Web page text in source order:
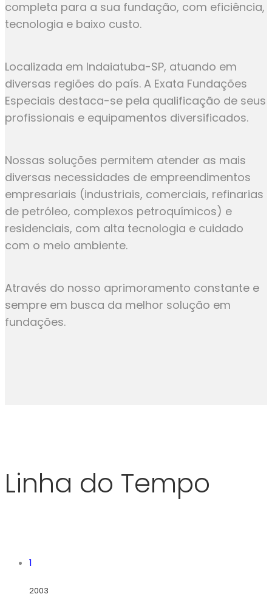
completa para a sua fundação, com eficiência,
tecnologia e baixo custo.
Localizada em Indaiatuba-SP, atuando em
diversas regiões do país. A Exata Fundações
Especiais destaca-se pela qualificação de seus
profissionais e equipamentos diversificados.
Nossas soluções permitem atender as mais
diversas necessidades de empreendimentos
empresariais (industriais, comerciais, refinarias
de petróleo, complexos petroquímicos) e
residenciais, com alta tecnologia e cuidado
com o meio ambiente.
Através do nosso aprimoramento constante e
sempre em busca da melhor solução em
fundações.
Linha do Tempo
1
2003